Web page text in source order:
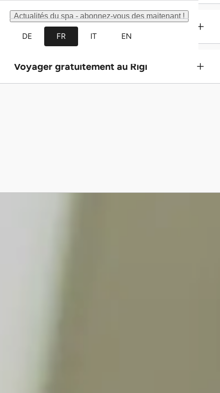
Actualités du spa - abonnez-vous des maitenant !
DE FR IT EN
Réservations de groupe
Voyager gratuitement au Rigi